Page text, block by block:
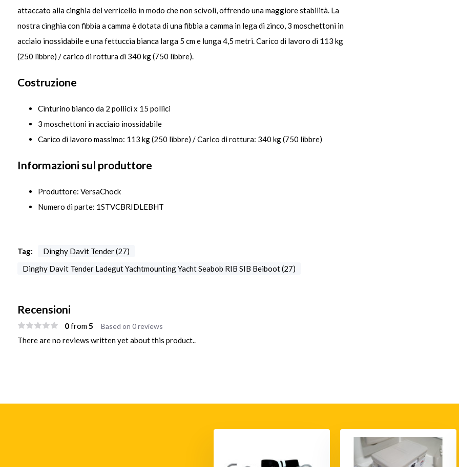
attaccato alla cinghia del verricello in modo che non scivoli, offrendo una maggiore stabilità. La
nostra cinghia con fibbia a camma è dotata di una fibbia a camma in lega di zinco, 3 moschettoni in
acciaio inossidabile e una fettuccia bianca larga 5 cm e lunga 4,5 metri. Carico di lavoro di 113 kg
(250 libbre) / carico di rottura di 340 kg (750 libbre).
Costruzione
Cinturino bianco da 2 pollici x 15 pollici
3 moschettoni in acciaio inossidabile
Carico di lavoro massimo: 113 kg (250 libbre) / Carico di rottura: 340 kg (750 libbre)
Informazioni sul produttore
Produttore: VersaChock
Numero di parte: 1STVCBRIDLEBHT
Tag:
Dinghy Davit Tender (27)
Dinghy Davit Tender Ladegut Yachtmounting Yacht Seabob RIB SIB Beiboot (27)
Recensioni
0from5 Based on 0 reviews
There are no reviews written yet about this product..